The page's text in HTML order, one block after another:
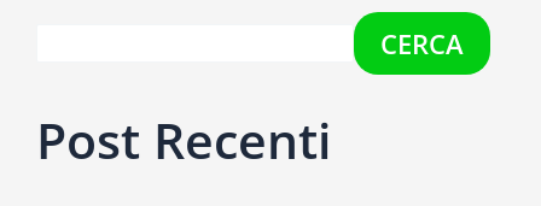
CERCA
Post Recenti